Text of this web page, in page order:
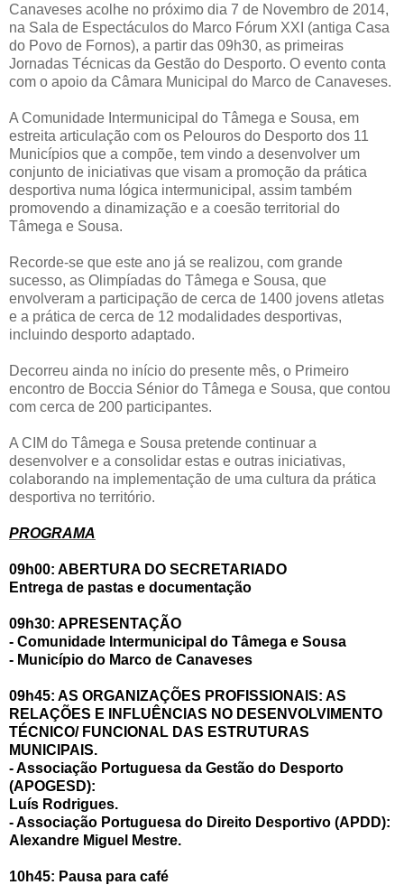
Canaveses acolhe no próximo dia 7 de Novembro de 2014,
na Sala de Espectáculos do Marco Fórum XXI (antiga Casa
do Povo de Fornos), a partir das 09h30, as primeiras
Jornadas Técnicas da Gestão do Desporto. O evento conta
com o apoio da Câmara Municipal do Marco de Canaveses.
A Comunidade Intermunicipal do Tâmega e Sousa, em
estreita articulação com os Pelouros do Desporto dos 11
Municípios que a compõe, tem vindo a desenvolver um
conjunto de iniciativas que visam a promoção da prática
desportiva numa lógica intermunicipal, assim também
promovendo a dinamização e a coesão territorial do
Tâmega e Sousa.
Recorde-se que este ano já se realizou, com grande
sucesso, as Olimpíadas do Tâmega e Sousa, que
envolveram a participação de cerca de 1400 jovens atletas
e a prática de cerca de 12 modalidades desportivas,
incluindo desporto adaptado.
Decorreu ainda no início do presente mês, o Primeiro
encontro de Boccia Sénior do Tâmega e Sousa, que contou
com cerca de 200 participantes.
A CIM do Tâmega e Sousa pretende continuar a
desenvolver e a consolidar estas e outras iniciativas,
colaborando na implementação de uma cultura da prática
desportiva no território.
PROGRAMA
09h00: ABERTURA DO SECRETARIADO
Entrega de pastas e documentação
09h30: APRESENTAÇÃO
- Comunidade Intermunicipal do Tâmega e Sousa
- Município do Marco de Canaveses
09h45: AS ORGANIZAÇÕES PROFISSIONAIS: AS
RELAÇÕES E INFLUÊNCIAS NO DESENVOLVIMENTO
TÉCNICO/ FUNCIONAL DAS ESTRUTURAS
MUNICIPAIS.
- Associação Portuguesa da Gestão do Desporto
(APOGESD):
Luís Rodrigues.
- Associação Portuguesa do Direito Desportivo (APDD):
Alexandre Miguel Mestre.
10h45: Pausa para café